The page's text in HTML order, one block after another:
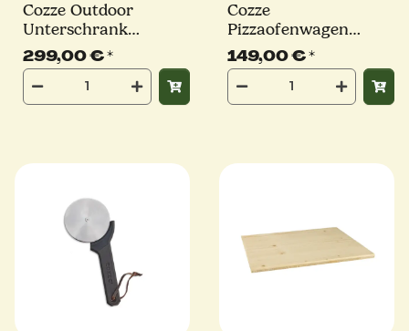
Cozze Outdoor
Unterschrank
Außenküche Tisch,
schwarz
299,00 €*
Cozze
Pizzaofenwagen
60x60cm aus
Edelstahl
149,00 €*